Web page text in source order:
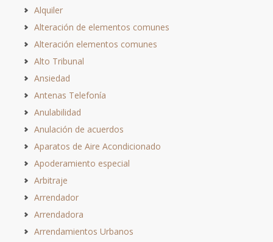
Alquiler
Alteración de elementos comunes
Alteración elementos comunes
Alto Tribunal
Ansiedad
Antenas Telefonía
Anulabilidad
Anulación de acuerdos
Aparatos de Aire Acondicionado
Apoderamiento especial
Arbitraje
Arrendador
Arrendadora
Arrendamientos Urbanos